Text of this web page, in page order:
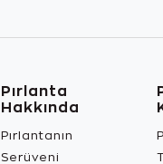
Pırlanta
Hakkında
Pırlantanın
Serüveni